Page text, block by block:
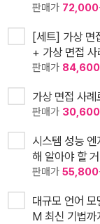
판매가 72,000
[세트] 가상 면
+ 가상 면접
판매가 84,600
가상 면접 사
판매가 30,600
시스템 성능
해 알아야 할
판매가 55,800
대규모 언어
M 최신 기법까